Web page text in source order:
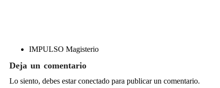
IMPULSO Magisterio
Deja un comentario
Lo siento, debes estarconectadopara publicar un comentario.